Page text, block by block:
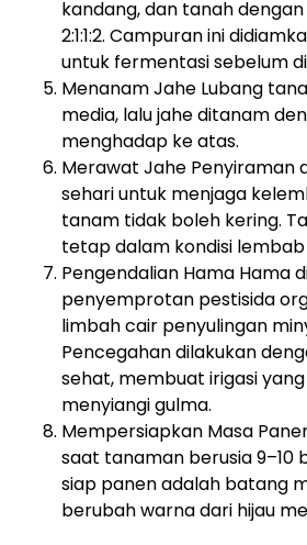
kandang, dan tanah
2:1:1:2. Campuran ini
untuk fermentasi sebelum
Menanam Jahe Lubang
media, lalu jahe ditanam
menghadap ke atas.
Merawat Jahe Penyiraman
sehari untuk menjaga
tanam tidak boleh kering.
tetap dalam kondisi
Pengendalian Hama Hama
penyemprotan pestisida
limbah cair penyulingan
Pencegahan dilakukan
sehat, membuat irigasi
menyiangi gulma.
Mempersiapkan Masa
saat tanaman berusia 9–10
siap panen adalah batang
berubah warna dari hijau